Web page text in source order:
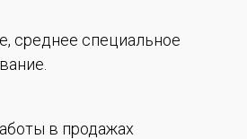
среднее специальное
в продажах